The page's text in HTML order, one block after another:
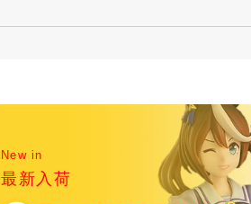
New in
最新入荷